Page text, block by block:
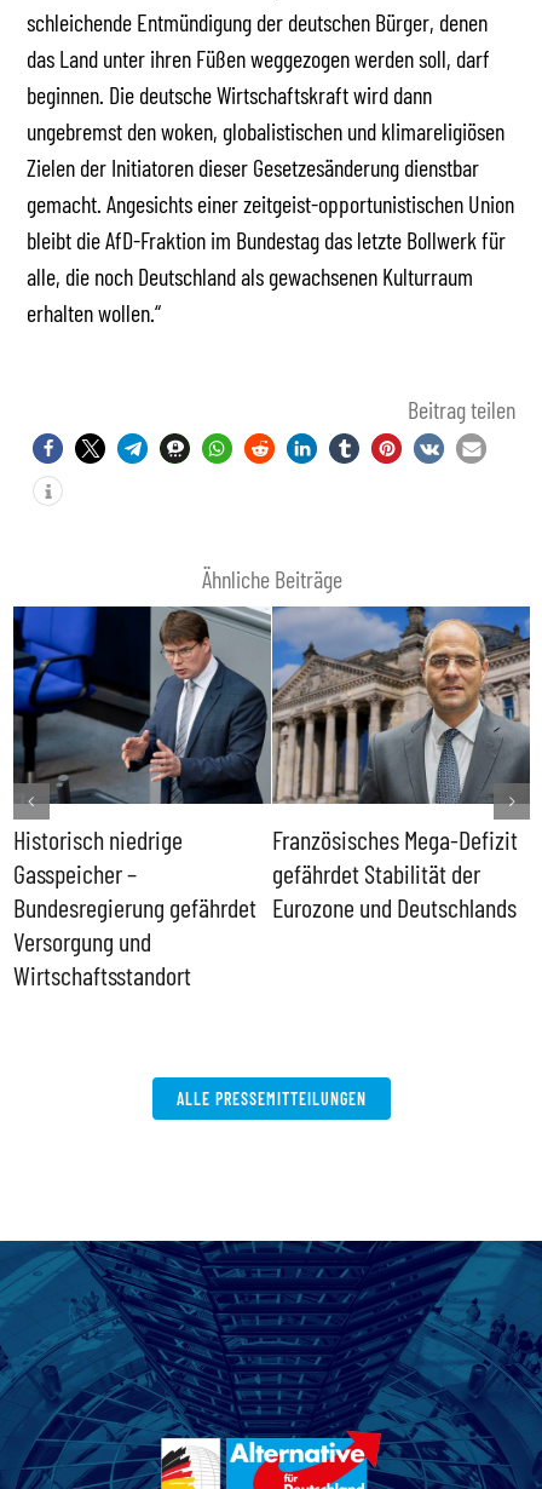
schleichende Entmündigung der deutschen Bürger, denen
das Land unter ihren Füßen weggezogen werden soll, darf
beginnen. Die deutsche Wirtschaftskraft wird dann
ungebremst den woken, globalistischen und klimareligiösen
Zielen der Initiatoren dieser Gesetzesänderung dienstbar
gemacht. Angesichts einer zeitgeist-opportunistischen Union
bleibt die AfD-Fraktion im Bundestag das letzte Bollwerk für
alle, die noch Deutschland als gewachsenen Kulturraum
erhalten wollen.“
Beitrag teilen
Ähnliche Beiträge
Historisch niedrige
Gasspeicher –
Bundesregierung gefährdet
Versorgung und
Wirtschaftsstandort
Französisches Mega-Defizit
gefährdet Stabilität der
Eurozone und Deutschlands
ALLE PRESSEMITTEILUNGEN